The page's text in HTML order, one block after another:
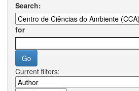
Search:
for
Current filters: